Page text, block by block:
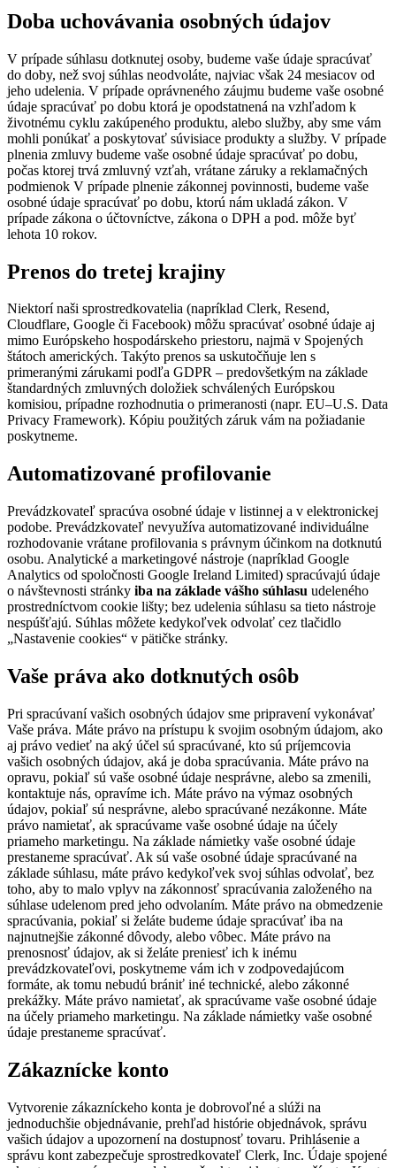
Doba uchovávania osobných údajov
V prípade súhlasu dotknutej osoby, budeme vaše údaje spracúvať
do doby, než svoj súhlas neodvoláte, najviac však 24 mesiacov od
jeho udelenia. V prípade oprávneného záujmu budeme vaše osobné
údaje spracúvať po dobu ktorá je opodstatnená na vzhľadom k
životnému cyklu zakúpeného produktu, alebo služby, aby sme vám
mohli ponúkať a poskytovať súvisiace produkty a služby. V prípade
plnenia zmluvy budeme vaše osobné údaje spracúvať po dobu,
počas ktorej trvá zmluvný vzťah, vrátane záruky a reklamačných
podmienok V prípade plnenie zákonnej povinnosti, budeme vaše
osobné údaje spracúvať po dobu, ktorú nám ukladá zákon. V
prípade zákona o účtovníctve, zákona o DPH a pod. môže byť
lehota 10 rokov.
Prenos do tretej krajiny
Niektorí naši sprostredkovatelia (napríklad Clerk, Resend,
Cloudflare, Google či Facebook) môžu spracúvať osobné údaje aj
mimo Európskeho hospodárskeho priestoru, najmä v Spojených
štátoch amerických. Takýto prenos sa uskutočňuje len s
primeranými zárukami podľa GDPR – predovšetkým na základe
štandardných zmluvných doložiek schválených Európskou
komisiou, prípadne rozhodnutia o primeranosti (napr. EU–U.S. Data
Privacy Framework). Kópiu použitých záruk vám na požiadanie
poskytneme.
Automatizované profilovanie
Prevádzkovateľ spracúva osobné údaje v listinnej a v elektronickej
podobe. Prevádzkovateľ nevyužíva automatizované individuálne
rozhodovanie vrátane profilovania s právnym účinkom na dotknutú
osobu. Analytické a marketingové nástroje (napríklad Google
Analytics od spoločnosti Google Ireland Limited) spracúvajú údaje
o návštevnosti stránky iba na základe vášho súhlasu udeleného
prostredníctvom cookie lišty; bez udelenia súhlasu sa tieto nástroje
nespúšťajú. Súhlas môžete kedykoľvek odvolať cez tlačidlo
„Nastavenie cookies“ v pätičke stránky.
Vaše práva ako dotknutých osôb
Pri spracúvaní vašich osobných údajov sme pripravení vykonávať
Vaše práva. Máte právo na prístupu k svojim osobným údajom, ako
aj právo vedieť na aký účel sú spracúvané, kto sú príjemcovia
vašich osobných údajov, aká je doba spracúvania. Máte právo na
opravu, pokiaľ sú vaše osobné údaje nesprávne, alebo sa zmenili,
kontaktuje nás, opravíme ich. Máte právo na výmaz osobných
údajov, pokiaľ sú nesprávne, alebo spracúvané nezákonne. Máte
právo namietať, ak spracúvame vaše osobné údaje na účely
priameho marketingu. Na základe námietky vaše osobné údaje
prestaneme spracúvať. Ak sú vaše osobné údaje spracúvané na
základe súhlasu, máte právo kedykoľvek svoj súhlas odvolať, bez
toho, aby to malo vplyv na zákonnosť spracúvania založeného na
súhlase udelenom pred jeho odvolaním. Máte právo na obmedzenie
spracúvania, pokiaľ si želáte budeme údaje spracúvať iba na
najnutnejšie zákonné dôvody, alebo vôbec. Máte právo na
prenosnosť údajov, ak si želáte preniesť ich k inému
prevádzkovateľovi, poskytneme vám ich v zodpovedajúcom
formáte, ak tomu nebudú brániť iné technické, alebo zákonné
prekážky. Máte právo namietať, ak spracúvame vaše osobné údaje
na účely priameho marketingu. Na základe námietky vaše osobné
údaje prestaneme spracúvať.
Zákaznícke konto
Vytvorenie zákazníckeho konta je dobrovoľné a slúži na
jednoduchšie objednávanie, prehľad histórie objednávok, správu
vašich údajov a upozornení na dostupnosť tovaru. Prihlásenie a
správu kont zabezpečuje sprostredkovateľ Clerk, Inc. Údaje spojené